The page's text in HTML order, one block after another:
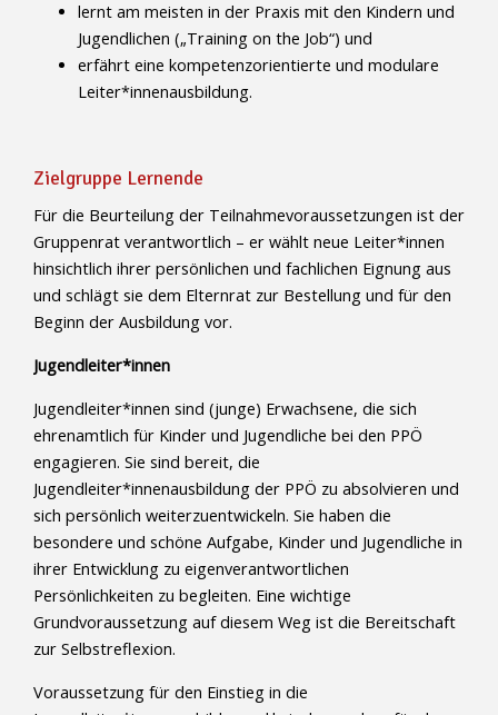
lernt am meisten in der Praxis mit den Kindern und
Jugendlichen („Training on the Job“) und
erfährt eine kompetenzorientierte und modulare
Leiter*innenausbildung.
Zielgruppe Lernende
Für die Beurteilung der Teilnahmevoraussetzungen ist der
Gruppenrat verantwortlich – er wählt neue Leiter*innen
hinsichtlich ihrer persönlichen und fachlichen Eignung aus
und schlägt sie dem Elternrat zur Bestellung und für den
Beginn der Ausbildung vor.
Jugendleiter*innen
Jugendleiter*innen sind (junge) Erwachsene, die sich
ehrenamtlich für Kinder und Jugendliche bei den PPÖ
engagieren. Sie sind bereit, die
Jugendleiter*innenausbildung der PPÖ zu absolvieren und
sich persönlich weiterzuentwickeln. Sie haben die
besondere und schöne Aufgabe, Kinder und Jugendliche in
ihrer Entwicklung zu eigenverantwortlichen
Persönlichkeiten zu begleiten. Eine wichtige
Grundvoraussetzung auf diesem Weg ist die Bereitschaft
zur Selbstreflexion.
Voraussetzung für den Einstieg in die